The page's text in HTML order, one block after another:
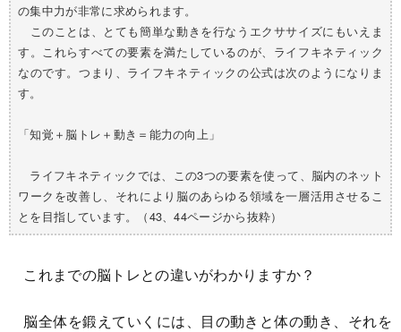
の集中力が非常に求められます。
このことは、とても簡単な動きを行なうエクササイズにもいえま
す。これらすべての要素を満たしているのが、ライフキネティック
なのです。つまり、ライフキネティックの公式は次のようになりま
す。
「知覚＋脳トレ＋動き＝能力の向上」
ライフキネティックでは、この3つの要素を使って、脳内のネット
ワークを改善し、それにより脳のあらゆる領域を一層活用させるこ
とを目指しています。（43、44ページから抜粋）
これまでの脳トレとの違いがわかりますか？
脳全体を鍛えていくには、目の動きと体の動き、それを